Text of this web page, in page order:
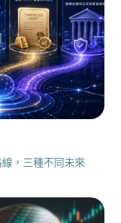
，三種不同未來